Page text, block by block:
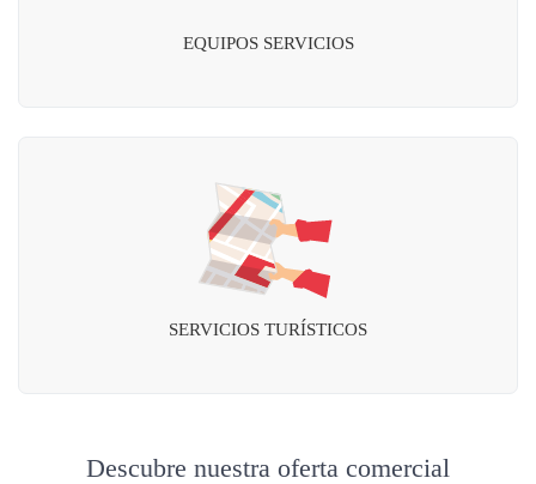
EQUIPOS SERVICIOS
SERVICIOS TURÍSTICOS
Descubre nuestra oferta comercial